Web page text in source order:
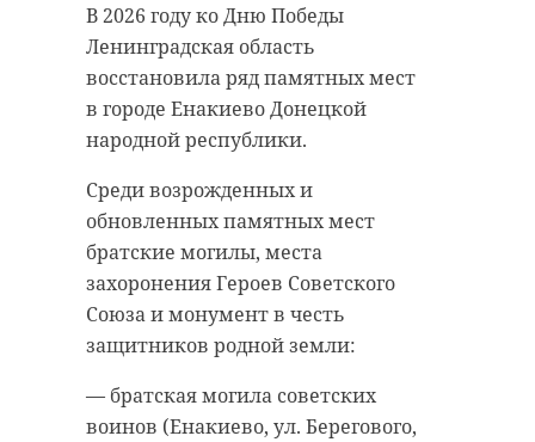
В 2026 году ко Дню Победы
Ленинградская область
восстановила ряд памятных мест
в городе Енакиево Донецкой
народной республики.
Среди возрожденных и
обновленных памятных мест
братские могилы, места
захоронения Героев Советского
Союза и монумент в честь
защитников родной земли:
— братская могила советских
воинов (Енакиево, ул. Берегового,